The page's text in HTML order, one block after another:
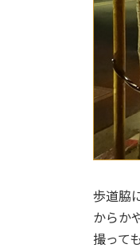
歩道脇
からか
撮って